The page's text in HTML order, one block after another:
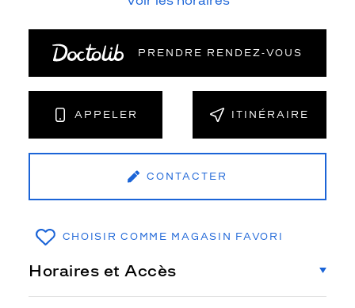
PRENDRE RENDEZ‑VOUS
APPELER ITINÉRAIRE
CONTACTER
CHOISIR COMME MAGASIN FAVORI
Horaires et Accès